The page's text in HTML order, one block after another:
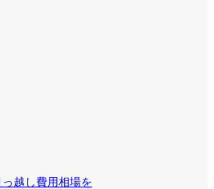
越し費用相場を